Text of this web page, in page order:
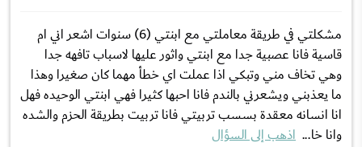
مشكلتي في طريقة معاملتي مع ابنتي (6) سنوات اشعر اني ام
قاسية فانا عصبية جدا مع ابنتي واثور عليها لاسباب تافهه جدا
وهي تخاف مني وتبكي اذا عملت اي خطأ مهما كان صغيرا وهذا
ما يعذبني ويشعرني بالندم فانا احبها كثيرا فهي ابنتي الوحيده فهل
انا انسانه معقدة بسسب تربيتي فانا تربيت بطريقة الحزم والشده
وانا خا... اذهب إلى السؤال